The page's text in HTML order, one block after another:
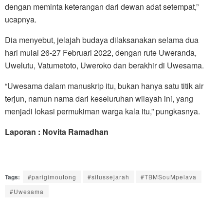
dengan meminta keterangan dari dewan adat setempat,”
ucapnya.
Dia menyebut, jelajah budaya dilaksanakan selama dua
hari mulai 26-27 Februari 2022, dengan rute Uweranda,
Uwelutu, Vatumetoto, Uweroko dan berakhir di Uwesama.
“Uwesama dalam manuskrip itu, bukan hanya satu titik air
terjun, namun nama dari keseluruhan wilayah ini, yang
menjadi lokasi permukiman warga kala itu,” pungkasnya.
Laporan : Novita Ramadhan
Tags: #parigimoutong #situssejarah
#TBMSouMpelava
#Uwesama